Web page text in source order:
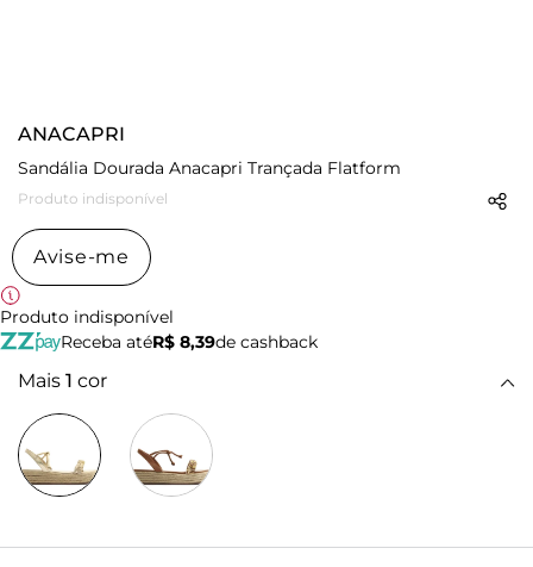
ANACAPRI
Sandália Dourada Anacapri Trançada Flatform
Produto indisponível
Avise-me
Produto indisponível
Receba atéR$ 8,39de cashback
Mais 1 cor